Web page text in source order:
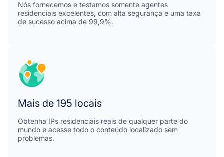
Nós fornecemos e testamos somente agentes
residenciais excelentes, com alta segurança e uma taxa
de sucesso acima de 99,9%.
Mais de 195 locais
Obtenha IPs residenciais reais de qualquer parte do
mundo e acesse todo o conteúdo localizado sem
problemas.